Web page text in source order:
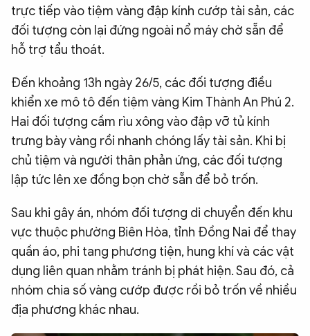
trực tiếp vào tiệm vàng đập kính cướp tài sản, các
đối tượng còn lại đứng ngoài nổ máy chờ sẵn để
hỗ trợ tẩu thoát.
Đến khoảng 13h ngày 26/5, các đối tượng điều
khiển xe mô tô đến tiệm vàng Kim Thành An Phú 2.
Hai đối tượng cầm rìu xông vào đập vỡ tủ kính
trưng bày vàng rồi nhanh chóng lấy tài sản. Khi bị
chủ tiệm và người thân phản ứng, các đối tượng
lập tức lên xe đồng bọn chờ sẵn để bỏ trốn.
Sau khi gây án, nhóm đối tượng di chuyển đến khu
vực thuộc phường Biên Hòa, tỉnh Đồng Nai để thay
quần áo, phi tang phương tiện, hung khí và các vật
dụng liên quan nhằm tránh bị phát hiện. Sau đó, cả
nhóm chia số vàng cướp được rồi bỏ trốn về nhiều
địa phương khác nhau.